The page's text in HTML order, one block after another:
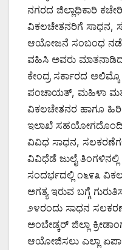
ನಗರದ ಜಿಲ್ಲಾಧಿಕಾರಿ
ವಿಕಲಚೇತನರಿಗೆ ಸಾಧನ,
ಆಯೋಜನೆ ಸಂಬಂಧ
ವಹಿಸಿ ಅವರು
ಕೇಂದ್ರ ಸರ್ಕಾರದ
ಪಂಚಾಯತ್, ಮಹಿಳಾ
ವಿಕಲಚೇತನರ ಹಾಗೂ
ಇಲಾಖೆ
ವಿವಿಧ ಸಾಧನ,
ವಿವಿಧೆಡೆ ಜುಲೈ
ಸಂದರ್ಭದಲ್ಲಿ ೧೬೯೩
ಅಗತ್ಯ ಇರುವ ಬಗ್ಗೆ
೨೪ರಂದು ಸಾಧನ
ಅಂಬೇಡ್ಕರ್ ಜಿಲ್ಲಾ
ಆಯೋಜಿಸಲು ಎಲ್ಲಾ